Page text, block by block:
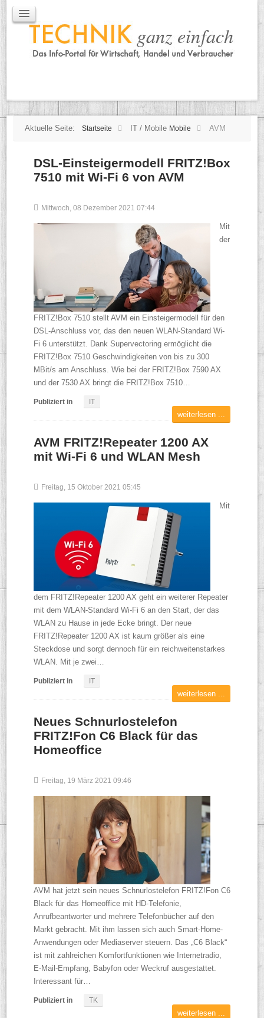
Mobile
IT
TK
Aktuelle Seite: Startseite IT / Mobile Mobile AVM
DSL-Einsteigermodell FRITZ!Box
7510 mit Wi-Fi 6 von AVM
Mittwoch, 08 Dezember 2021 07:44
Mit
der
FRITZ!Box 7510 stellt AVM ein Einsteigermodell für den
DSL-Anschluss vor, das den neuen WLAN-Standard Wi-
Fi 6 unterstützt. Dank Supervectoring ermöglicht die
FRITZ!Box 7510 Geschwindigkeiten von bis zu 300
MBit/s am Anschluss. Wie bei der FRITZ!Box 7590 AX
und der 7530 AX bringt die FRITZ!Box 7510…
Publiziert in IT
weiterlesen ...
AVM FRITZ!Repeater 1200 AX
mit Wi-Fi 6 und WLAN Mesh
Freitag, 15 Oktober 2021 05:45
Mit
dem FRITZ!Repeater 1200 AX geht ein weiterer Repeater
mit dem WLAN-Standard Wi-Fi 6 an den Start, der das
WLAN zu Hause in jede Ecke bringt. Der neue
FRITZ!Repeater 1200 AX ist kaum größer als eine
Steckdose und sorgt dennoch für ein reichweitenstarkes
WLAN. Mit je zwei…
Publiziert in IT
weiterlesen ...
Neues Schnurlostelefon
FRITZ!Fon C6 Black für das
Homeoffice
Freitag, 19 März 2021 09:46
AVM hat jetzt sein neues Schnurlostelefon FRITZ!Fon C6
Black für das Homeoffice mit HD-Telefonie,
Anrufbeantworter und mehrere Telefonbücher auf den
Markt gebracht. Mit ihm lassen sich auch Smart-Home-
Anwendungen oder Mediaserver steuern. Das „C6 Black“
ist mit zahlreichen Komfortfunktionen wie Internetradio,
E-Mail-Empfang, Babyfon oder Weckruf ausgestattet.
Interessant für…
Publiziert in TK
weiterlesen ...